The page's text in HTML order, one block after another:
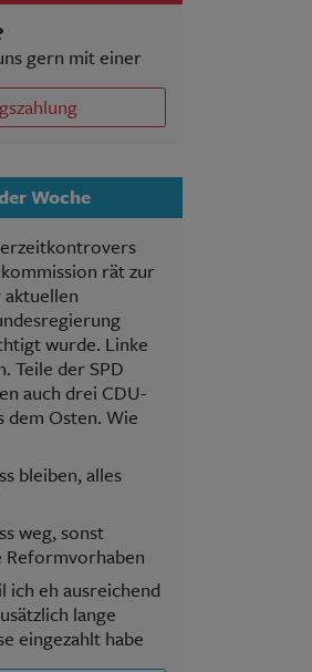
gern mit einer
Woche
rät zur
aktuellen
wurde. Linke
Teile der SPD
auch drei CDU-
dem Osten. Wie
bleiben, alles
weg, sonst
ich eh ausreichend
lange
eingezahlt habe